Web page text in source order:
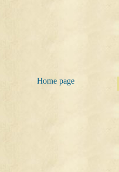
Home page